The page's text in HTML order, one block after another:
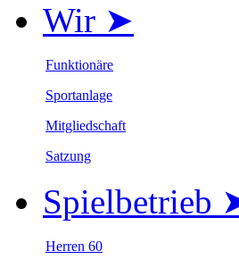
Wir ➤
Funktionäre
Sportanlage
Mitgliedschaft
Satzung
Spielbetrieb
Herren 60